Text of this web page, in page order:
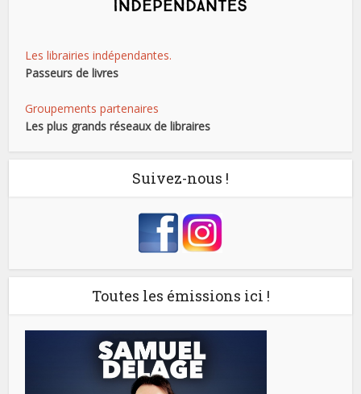
Les librairies indépendantes.
Passeurs de livres
Groupements partenaires
Les plus grands réseaux de libraires
Suivez-nous !
Toutes les émissions ici !